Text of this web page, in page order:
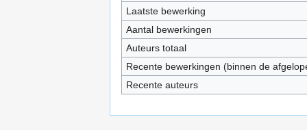
Laatste bewerking
Aantal bewerkingen
Auteurs totaal
Recente bewerkingen (binnen de
Recente auteurs